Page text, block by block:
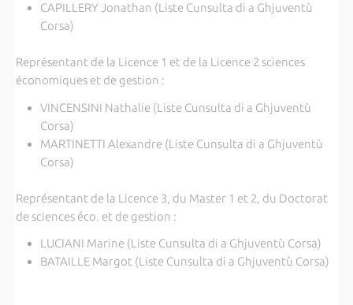
CAPILLERY Jonathan (Liste Cunsulta di a Ghjuventù
Corsa)
Représentant de la Licence 1 et de la Licence 2 sciences
économiques et de gestion :
VINCENSINI Nathalie (Liste Cunsulta di a Ghjuventù
Corsa)
MARTINETTI Alexandre (Liste Cunsulta di a Ghjuventù
Corsa)
Représentant de la Licence 3, du Master 1 et 2, du Doctorat
de sciences éco. et de gestion :
LUCIANI Marine (Liste Cunsulta di a Ghjuventù Corsa)
BATAILLE Margot (Liste Cunsulta di a Ghjuventù Corsa)